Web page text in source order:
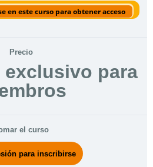
en este curso para obtener acceso
Precio
para
el curso
para inscribirse